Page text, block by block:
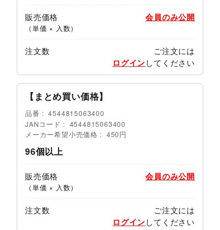
販売価格
（単価 × 入数）
会員のみ公開
注文数
ご注文には
ログインしてください
【まとめ買い価格】
品番
4544815063400
JANコード
4544815063400
メーカー希望小売価格
450円
96個以上
販売価格
（単価 × 入数）
会員のみ公開
注文数
ご注文には
ログインしてください